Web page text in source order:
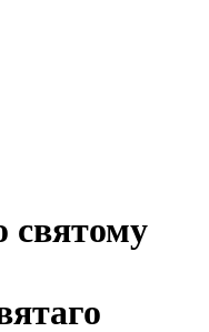
святому